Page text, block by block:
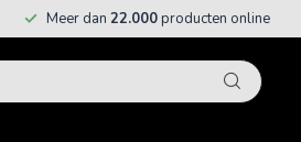
Meer dan 22.000producten online